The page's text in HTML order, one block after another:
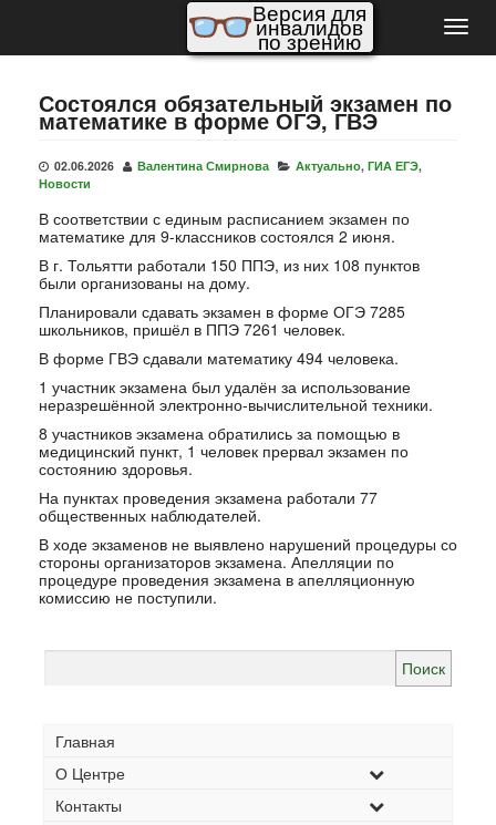
Версия для
инвалидов
по зрению
Состоялся обязательный экзамен по
математике в форме ОГЭ, ГВЭ
02.06.2026 Валентина Смирнова Актуально, ГИА ЕГЭ,
Новости
В соответствии с единым расписанием экзамен по
математике для 9-классников состоялся 2 июня.
В г. Тольятти работали 150 ППЭ, из них 108 пунктов
были организованы на дому.
Планировали сдавать экзамен в форме ОГЭ 7285
школьников, пришёл в ППЭ 7261 человек.
В форме ГВЭ сдавали математику 494 человека.
1 участник экзамена был удалён за использование
неразрешённой электронно-вычислительной техники.
8 участников экзамена обратились за помощью в
медицинский пункт, 1 человек прервал экзамен по
состоянию здоровья.
На пунктах проведения экзамена работали 77
общественных наблюдателей.
В ходе экзаменов не выявлено нарушений процедуры со
стороны организаторов экзамена. Апелляции по
процедуре проведения экзамена в апелляционную
комиссию не поступили.
Главная
О Центре
Контакты